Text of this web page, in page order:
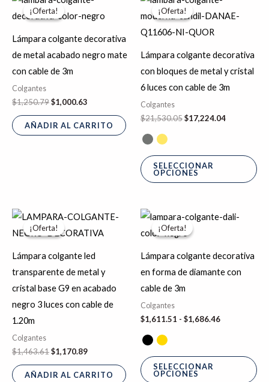
¡Oferta!
¡Oferta!
Lámpara colgante decorativa
de metal acabado negro mate
con cable de 3m
Colgantes
$1,250.79
precio
original
$1,250.79.
$1,000.63
precio
actual
$1,000.63.
AÑADIR AL CARRITO
¡Oferta!
¡Oferta!
Lámpara colgante decorativa
con bloques de metal y cristal
6 luces con cable de 3m
Colgantes
$21,530.05
precio
original
$21,530.05.
$17,224.04
actual
SELECCIONAR
OPCIONES
¡Oferta!
¡Oferta!
Lámpara colgante led
transparente de metal y
cristal base G9 en acabado
negro 3 luces con cable de
1.20m
Colgantes
$1,463.61
El
precio
original
$1,463.61.
$1,170.89
El
precio
actual
$1,170.89.
AÑADIR AL CARRITO
¡Oferta!
¡Oferta!
Lámpara colgante decorativa
en forma de diamante con
cable de 3m
Colgantes
$1,611.51 - $1,686.46
Rango
de
$1,611.51
$1,686.46
SELECCIONAR
OPCIONES